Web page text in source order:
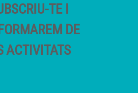
TE I
DE
ACTIVITATS